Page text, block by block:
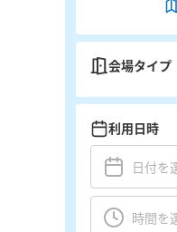
会場タイプ
利用日時